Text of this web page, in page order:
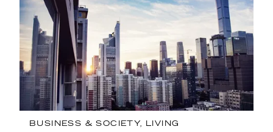
BUSINESS & SOCIETY, LIVING